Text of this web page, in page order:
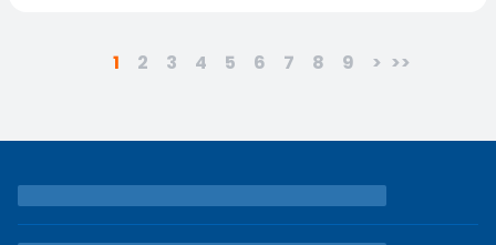
1 2 3 4 5 6 7 8 9 > >>